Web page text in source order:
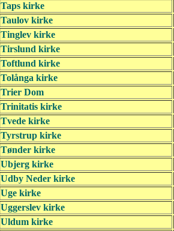
Taps kirke
Taulov kirke
Tinglev kirke
Tirslund kirke
Toftlund kirke
Tolånga kirke
Trier Dom
Trinitatis kirke
Tvede kirke
Tyrstrup kirke
Tønder kirke
Ubjerg kirke
Udby Neder kirke
Uge kirke
Uggerslev kirke
Uldum kirke